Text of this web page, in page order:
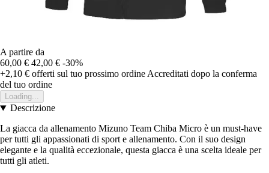
A partire da
60,00 € 42,00 € -30%
+2,10 € offerti sul tuo prossimo ordine Accreditati dopo la conferma
del tuo ordine
Loading...
Descrizione
La giacca da allenamento Mizuno Team Chiba Micro è un must-have
per tutti gli appassionati di sport e allenamento. Con il suo design
elegante e la qualità eccezionale, questa giacca è una scelta ideale per
tutti gli atleti.